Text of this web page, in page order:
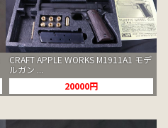
CRAFT APPLE WORKS M1911A1 モデ
ルガン ...
20000円